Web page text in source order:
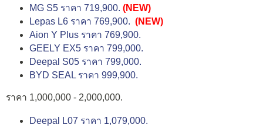
MG S5 ราคา 719,900. (NEW)
Lepas L6 ราคา 769,900. (NEW)
Aion Y Plus ราคา 769,900.
GEELY EX5 ราคา 799,000.
Deepal S05 ราคา 799,000.
BYD SEAL ราคา 999,900.
ราคา 1,000,000 - 2,000,000.
Deepal L07 ราคา 1,079,000.